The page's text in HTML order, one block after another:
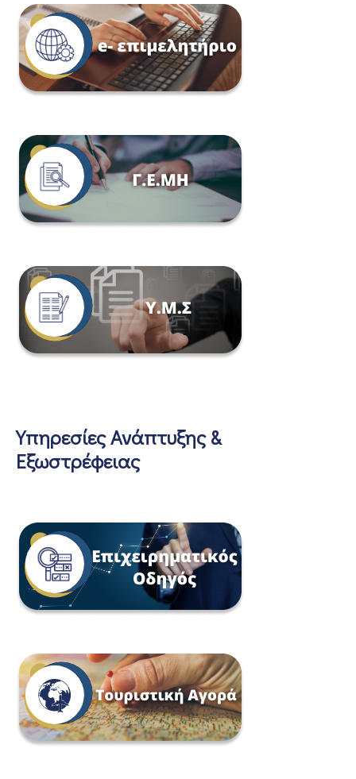
Υπηρεσίες Ανάπτυξης &
Εξωστρέφειας